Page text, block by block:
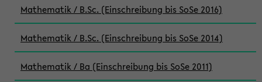
Mathematik / B.Sc. (Einschreibung bis SoSe 2016)
Mathematik / B.Sc. (Einschreibung bis SoSe 2014)
Mathematik / Ba (Einschreibung bis SoSe 2011)